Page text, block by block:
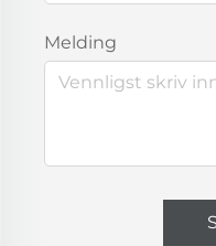
Melding